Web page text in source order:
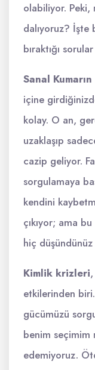
olabiliyor.
dalıyoruz? İşte
bıraktığı
Sanal
içine
kolay. O an,
uzaklaşıp
cazip geliyor.
sorgulamaya
kendini
çıkıyor; ama
hiç
Kimlik krizleri
etkilerinden
gücümüzü
benim seçimim
edemiyoruz.